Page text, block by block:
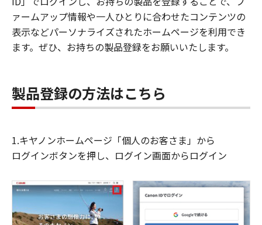
ァームアップ情報や一人ひとりに合わせたコンテンツの
表示などパーソナライズされたホームページを利用でき
ます。ぜひ、お持ちの製品登録をお願いいたします。
製品登録の方法はこちら
1.キヤノンホームページ「個人のお客さま」から
ログインボタンを押し、ログイン画面からログイン